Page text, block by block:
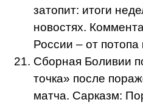
затопит: итоги
новостях.
России – от потопа
Сборная Боливии
точка» после
матча. Сарказм: